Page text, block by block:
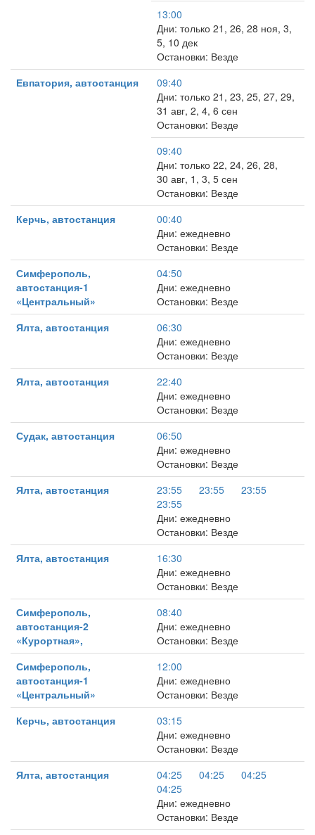
13:00
Дни: только 21, 26, 28 ноя, 3,
5, 10 дек
Остановки: Везде
Евпатория, автостанция
09:40
Дни: только 21, 23, 25, 27, 29,
31 авг, 2, 4, 6 сен
Остановки: Везде
09:40
Дни: только 22, 24, 26, 28,
30 авг, 1, 3, 5 сен
Остановки: Везде
Керчь, автостанция
00:40
Дни: ежедневно
Остановки: Везде
Симферополь,
автостанция-1
«Центральный»
04:50
Дни: ежедневно
Остановки: Везде
Ялта, автостанция
06:30
Дни: ежедневно
Остановки: Везде
Ялта, автостанция
22:40
Дни: ежедневно
Остановки: Везде
Судак, автостанция
06:50
Дни: ежедневно
Остановки: Везде
Ялта, автостанция
23:55 23:55
23:55
23:55
Дни: ежедневно
Остановки: Везде
Ялта, автостанция
16:30
Дни: ежедневно
Остановки: Везде
Симферополь,
автостанция-2
«Курортная»,
08:40
Дни: ежедневно
Остановки: Везде
Симферополь,
автостанция-1
«Центральный»
12:00
Дни: ежедневно
Остановки: Везде
Керчь, автостанция
03:15
Дни: ежедневно
Остановки: Везде
Ялта, автостанция
04:25 04:25
04:25
04:25
Дни: ежедневно
Остановки: Везде